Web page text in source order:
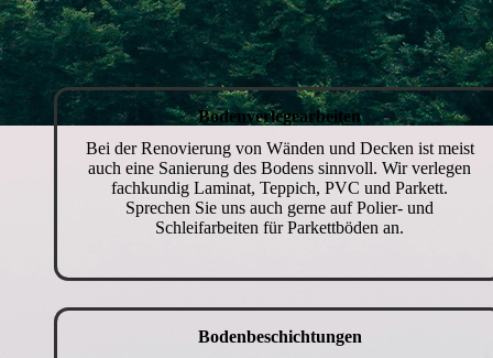
Bodenverlege­arbeiten
Bei der Renovierung von Wänden und Decken ist meist
auch eine Sanierung des Bodens sinnvoll. Wir verlegen
fachkundig Laminat, Teppich, PVC und Parkett.
Sprechen Sie uns auch gerne auf Polier- und
Schleifarbeiten für Parkettböden an.
Boden­beschichtungen